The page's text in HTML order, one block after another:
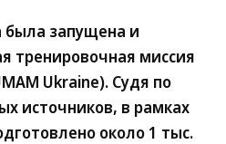
была запущена и
тренировочная миссия
Ukraine). Судя по
источников, в рамках
около 1 тыс.